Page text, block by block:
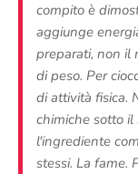
compito è
aggiunge
preparati, non il
di peso. Per
di attività fisica.
chimiche sotto il
l'ingrediente
stessi. La fame.